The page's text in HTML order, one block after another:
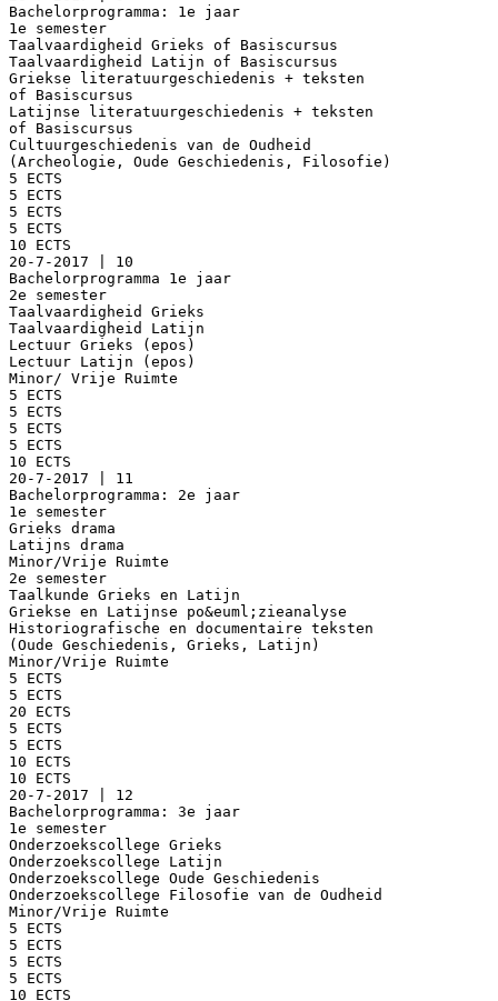
Bachelorprogramma: 1e jaar
1e semester
Taalvaardigheid Grieks of Basiscursus
Taalvaardigheid Latijn of Basiscursus
Griekse literatuurgeschiedenis + teksten
of Basiscursus
Latijnse literatuurgeschiedenis + teksten
of Basiscursus
Cultuurgeschiedenis van de Oudheid
(Archeologie, Oude Geschiedenis, Filosofie)
5 ECTS
5 ECTS
5 ECTS
5 ECTS
10 ECTS
20-7-2017 | 10
Bachelorprogramma 1e jaar
2e semester
Taalvaardigheid Grieks
Taalvaardigheid Latijn
Lectuur Grieks (epos)
Lectuur Latijn (epos)
Minor/ Vrije Ruimte
5 ECTS
5 ECTS
5 ECTS
5 ECTS
10 ECTS
20-7-2017 | 11
Bachelorprogramma: 2e jaar
1e semester
Grieks drama
Latijns drama
Minor/Vrije Ruimte
2e semester
Taalkunde Grieks en Latijn
Griekse en Latijnse po&euml;zieanalyse
Historiografische en documentaire teksten
(Oude Geschiedenis, Grieks, Latijn)
Minor/Vrije Ruimte
5 ECTS
5 ECTS
20 ECTS
5 ECTS
5 ECTS
10 ECTS
10 ECTS
20-7-2017 | 12
Bachelorprogramma: 3e jaar
1e semester
Onderzoekscollege Grieks
Onderzoekscollege Latijn
Onderzoekscollege Oude Geschiedenis
Onderzoekscollege Filosofie van de Oudheid
Minor/Vrije Ruimte
5 ECTS
5 ECTS
5 ECTS
5 ECTS
10 ECTS